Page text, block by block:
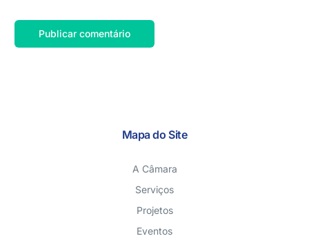
Mapa do Site
A Câmara
Serviços
Projetos
Eventos